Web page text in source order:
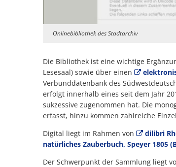
Onlinebibliothek des Stadtarchiv
Die Bibliothek ist eine wichtige
Lesesaal) sowie über einen
Verbunddatenbank des
erfolgt innerhalb eines seit dem Jahr
sukzessive zugenommen hat. Die
erfasst, hinzu kommen zahlreiche
Digital liegt im Rahmen von
dilibri
natürliches Zauberbuch, Speyer 1805
Der Schwerpunkt der Sammlung liegt